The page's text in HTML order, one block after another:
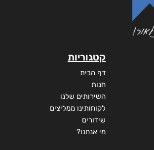
קטגוריות
דף הבית
חנות
השירותים שלנו
לקוחותינו ממליצים
שידורים
מי אנחנו?